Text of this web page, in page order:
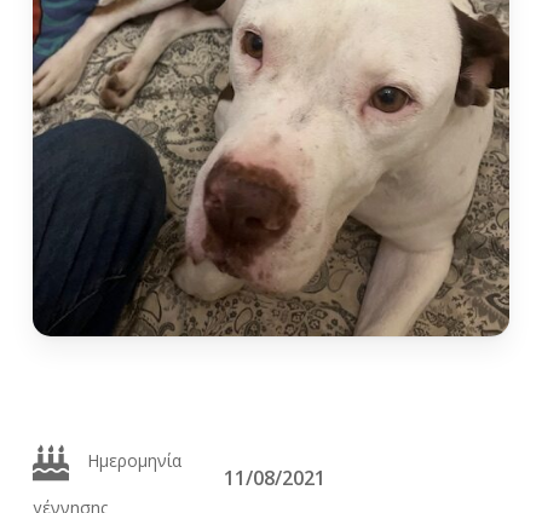
Ημερομηνία
γέννησης
11/08/2021